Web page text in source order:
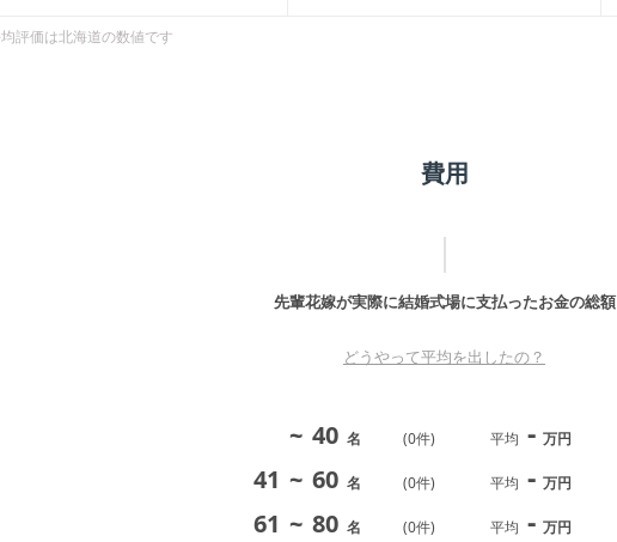
評価は北海道の数値です
費用
先輩花嫁が実際に結婚式場に支払ったお金の総額
どうやって平均を出したの？
~ 40 名 (0件) 平均 - 万円
41 ~ 60 名 (0件) 平均 - 万円
61 ~ 80 名 (0件) 平均 - 万円